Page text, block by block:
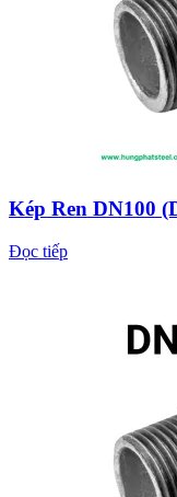
Kép Ren DN100
Đọc tiếp